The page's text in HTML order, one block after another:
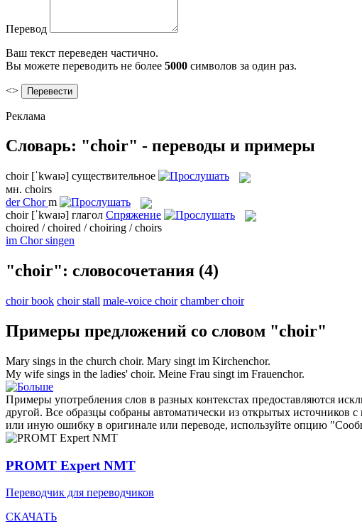
Перевод
Ваш текст переведен частично.
Вы можете переводить не более 5000 символов за один раз.
<>
Реклама
Словарь: "choir" - переводы и примеры
choir [ˈkwaɪə] существительное
мн. choirs
derChor m
choir [ˈkwaɪə] глагол Спряжение
choired / choired / choiring / choirs
im Chor singen
"choir": словосочетания (4)
choir book choir stall male-voice choir chamber choir
Примеры предложений со словом "choir"
Mary sings in the church choir. Mary singt im Kirchenchor.
My wife sings in the ladies' choir. Meine Frau singt im Frauenchor.
Примеры употребления слов в разных контекстах предоставляются
другой. Все образцы собраны автоматически из открытых
или иную ошибку в оригинале или переводе, используйте опцию
PROMT Expert NMT
Переводчик для переводчиков
СКАЧАТЬ